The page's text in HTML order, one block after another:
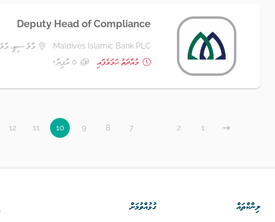
Deputy Head of Compliance
Maldives Islamic Bank PLC
މާލެ ސިޓީ، މާލެ
މުއްދަތު ހަމަވެފައި
0 ރުފިޔާ+
1
2
7
8
9
10
11
12
ލިންކްތައް ގުޅުއްވުމަށް